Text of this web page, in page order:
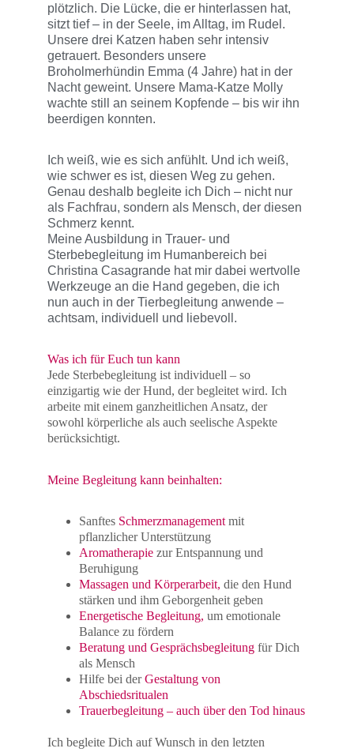
plötzlich. Die Lücke, die er hinterlassen hat,
sitzt tief – in der Seele, im Alltag, im Rudel.
Unsere drei Katzen haben sehr intensiv
getrauert. Besonders unsere
Broholmerhündin Emma (4 Jahre) hat in der
Nacht geweint. Unsere Mama-Katze Molly
wachte still an seinem Kopfende – bis wir ihn
beerdigen konnten.
Ich weiß, wie es sich anfühlt. Und ich weiß,
wie schwer es ist, diesen Weg zu gehen.
Genau deshalb begleite ich Dich – nicht nur
als Fachfrau, sondern als Mensch, der diesen
Schmerz kennt.
Meine Ausbildung in Trauer- und
Sterbebegleitung im Humanbereich bei
Christina Casagrande hat mir dabei wertvolle
Werkzeuge an die Hand gegeben, die ich
nun auch in der Tierbegleitung anwende –
achtsam, individuell und liebevoll.
Was ich für Euch tun kann
Jede Sterbebegleitung ist individuell – so
einzigartig wie der Hund, der begleitet wird. Ich
arbeite mit einem ganzheitlichen Ansatz, der
sowohl körperliche als auch seelische Aspekte
berücksichtigt.
Meine Begleitung kann beinhalten:
Sanftes Schmerzmanagement mit
pflanzlicher Unterstützung
Aromatherapie zur Entspannung und
Beruhigung
Massagen und Körperarbeit, die den Hund
stärken und ihm Geborgenheit geben
Energetische Begleitung, um emotionale
Balance zu fördern
Beratung und Gesprächsbegleitung für Dich
als Mensch
Hilfe bei der Gestaltung von
Abschiedsritualen
Trauerbegleitung – auch über den Tod hinaus
Ich begleite Dich auf Wunsch in den letzten